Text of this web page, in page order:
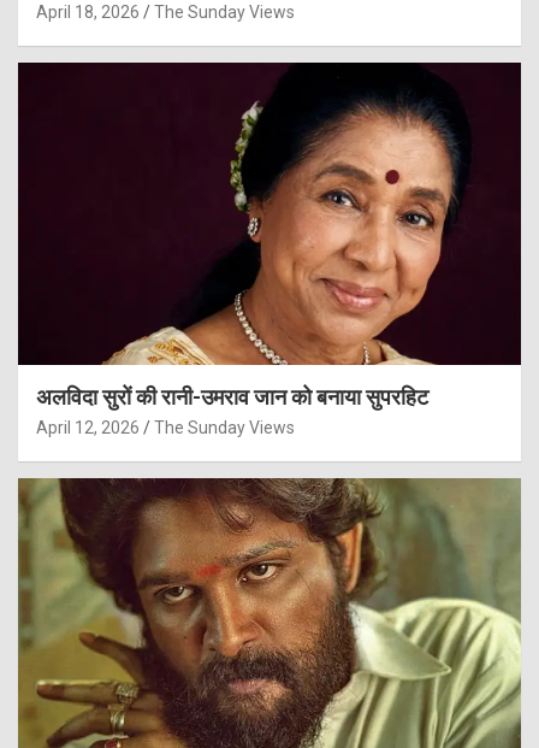
April 18, 2026 The Sunday Views
अलविदा सुरों की रानी-उमराव जान को बनाया सुपरहिट
April 12, 2026 The Sunday Views